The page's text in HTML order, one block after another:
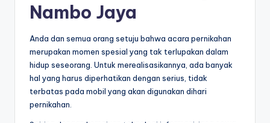
Nambo Jaya
Anda dan semua orang setuju bahwa acara pernikahan
merupakan momen spesial yang tak terlupakan dalam
hidup seseorang. Untuk merealisasikannya, ada banyak
hal yang harus diperhatikan dengan serius, tidak
terbatas pada mobil yang akan digunakan dihari
pernikahan.